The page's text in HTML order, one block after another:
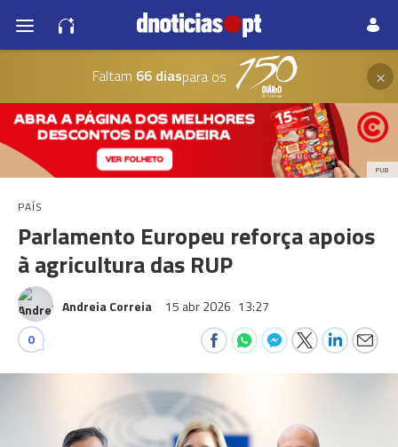
Faltam 66 diaspara os ×
PUB
PAÍS
Parlamento Europeu reforça apoios
à agricultura das RUP
Andreia Correia 15 abr 2026 13:27
0